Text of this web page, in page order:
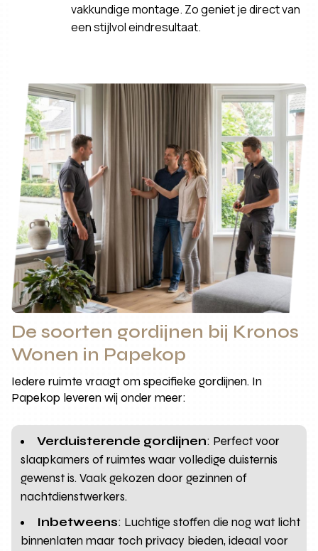
vakkundige montage. Zo geniet je direct van
een stijlvol eindresultaat.
De soorten gordijnen bij Kronos
Wonen in Papekop
Iedere ruimte vraagt om specifieke gordijnen. In
Papekop leveren wij onder meer:
Verduisterende gordijnen: Perfect voor
slaapkamers of ruimtes waar volledige duisternis
gewenst is. Vaak gekozen door gezinnen of
nachtdienstwerkers.
Inbetweens: Luchtige stoffen die nog wat licht
binnenlaten maar toch privacy bieden, ideaal voor